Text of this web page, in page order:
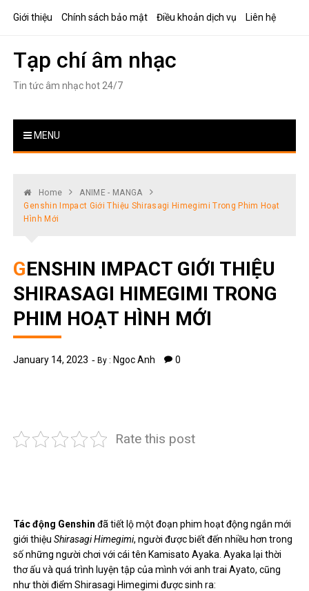
Giới thiệu Chính sách bảo mật Điều khoản dịch vụ Liên hệ
Tạp chí âm nhạc
Tin tức âm nhạc hot 24/7
MENU
Home
ANIME - MANGA
Genshin Impact Giới Thiệu Shirasagi Himegimi Trong Phim Hoạt
Hình Mới
GENSHIN IMPACT GIỚI THIỆU
SHIRASAGI HIMEGIMI TRONG
PHIM HOẠT HÌNH MỚI
January 14, 2023 By : Ngoc Anh 0
Rate this post
Tác động Genshin đã tiết lộ một đoạn phim hoạt động ngắn mới
giới thiệuShirasagi Himegimi, người được biết đến nhiều hơn trong
số những người chơi với cái tên Kamisato Ayaka. Ayaka lại thời
thơ ấu và quá trình luyện tập của mình với anh trai Ayato, cũng
như thời điểm Shirasagi Himegimi được sinh ra: